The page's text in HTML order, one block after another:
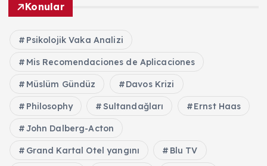
Konular
Psikolojik Vaka Analizi
Mis Recomendaciones de Aplicaciones
Müslüm Gündüz Davos Krizi
Philosophy Sultandağları Ernst Haas
John Dalberg-Acton
Grand Kartal Otel yangını Blu TV